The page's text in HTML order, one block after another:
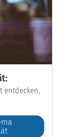
entdecken,